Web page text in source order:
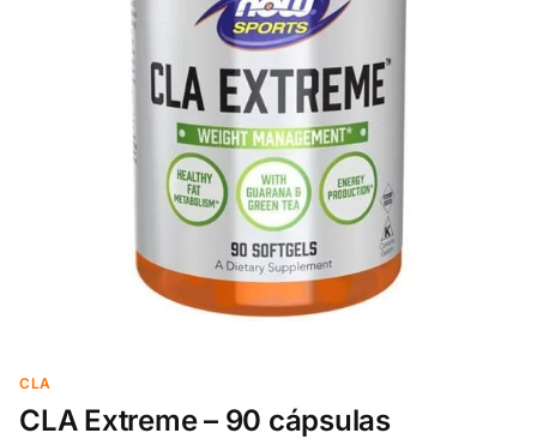
CLA
CLA Extreme – 90 cápsulas